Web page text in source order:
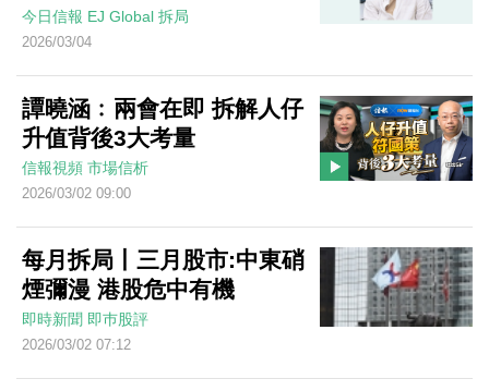
今日信報 EJ Global 拆局
2026/03/04
譚曉涵﹕兩會在即 拆解人仔
升值背後3大考量
信報視頻 市場信析
2026/03/02 09:00
每月拆局丨三月股市:中東硝
煙彌漫 港股危中有機
即時新聞 即巿股評
2026/03/02 07:12